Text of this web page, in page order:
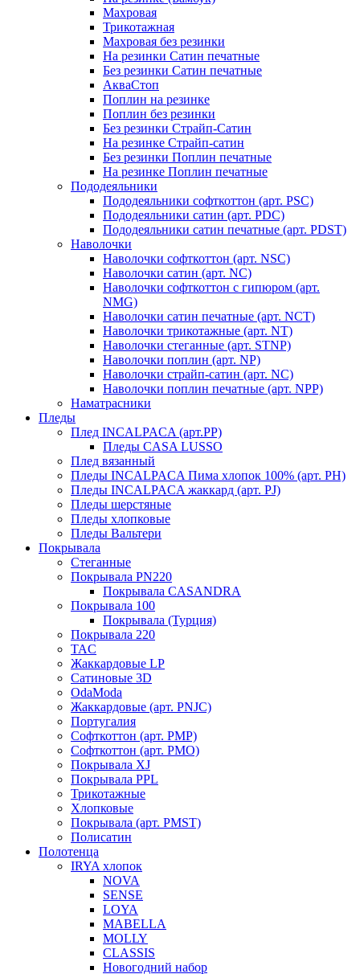
Махровая
Трикотажная
Махровая без резинки
На резинки Сатин печатные
Без резинки Сатин печатные
АкваСтоп
Поплин на резинке
Поплин без резинки
Без резинки Страйп-Сатин
На резинке Страйп-сатин
Без резинки Поплин печатные
На резинке Поплин печатные
Пододеяльники
Пододеяльники софткоттон (арт. PSC)
Пододеяльники сатин (арт. PDC)
Пододеяльники сатин печатные (арт. PDST)
Наволочки
Наволочки софткоттон (арт. NSC)
Наволочки сатин (арт. NC)
Наволочки софткоттон с гипюром (арт.
NMG)
Наволочки сатин печатные (арт. NCT)
Наволочки трикотажные (арт. NT)
Наволочки стеганные (арт. STNP)
Наволочки поплин (арт. NP)
Наволочки страйп-сатин (арт. NC)
Наволочки поплин печатные (арт. NPP)
Наматрасники
Пледы
Плед INCALPACA (арт.PP)
Пледы CASA LUSSO
Плед вязанный
Пледы INCALPACA Пима хлопок 100% (арт. PH)
Пледы INCALPACA жаккард (арт. PJ)
Пледы шерстяные
Пледы хлопковые
Пледы Вальтери
Покрывала
Стеганные
Покрывала PN220
Покрывала CASANDRA
Покрывала 100
Покрывала (Турция)
Покрывала 220
TAC
Жаккардовые LP
Сатиновые 3D
OdaModa
Жаккардовые (арт. PNJC)
Португалия
Софткоттон (арт. PMP)
Софткоттон (арт. PMO)
Покрывала XJ
Покрывала PPL
Трикотажные
Хлопковые
Покрывала (арт. PMST)
Полисатин
Полотенца
IRYA хлопок
NOVA
SENSE
LOYA
MABELLA
MOLLY
CLASSIS
Новогодний набор